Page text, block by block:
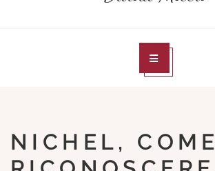
NICHEL, COME